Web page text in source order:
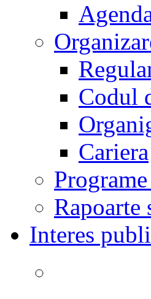
Codul
Cariera
Rapoarte
Interes